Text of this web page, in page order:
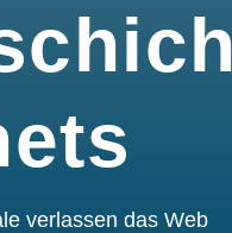
verlassen das Web